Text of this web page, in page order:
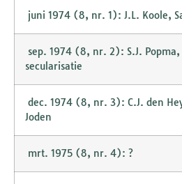
juni 1974 (8, nr. 1): J.L. Koole,
sep. 1974 (8, nr. 2): S.J.
secularisatie
dec. 1974 (8, nr. 3): C.J. den
Joden
mrt. 1975 (8, nr. 4): ?